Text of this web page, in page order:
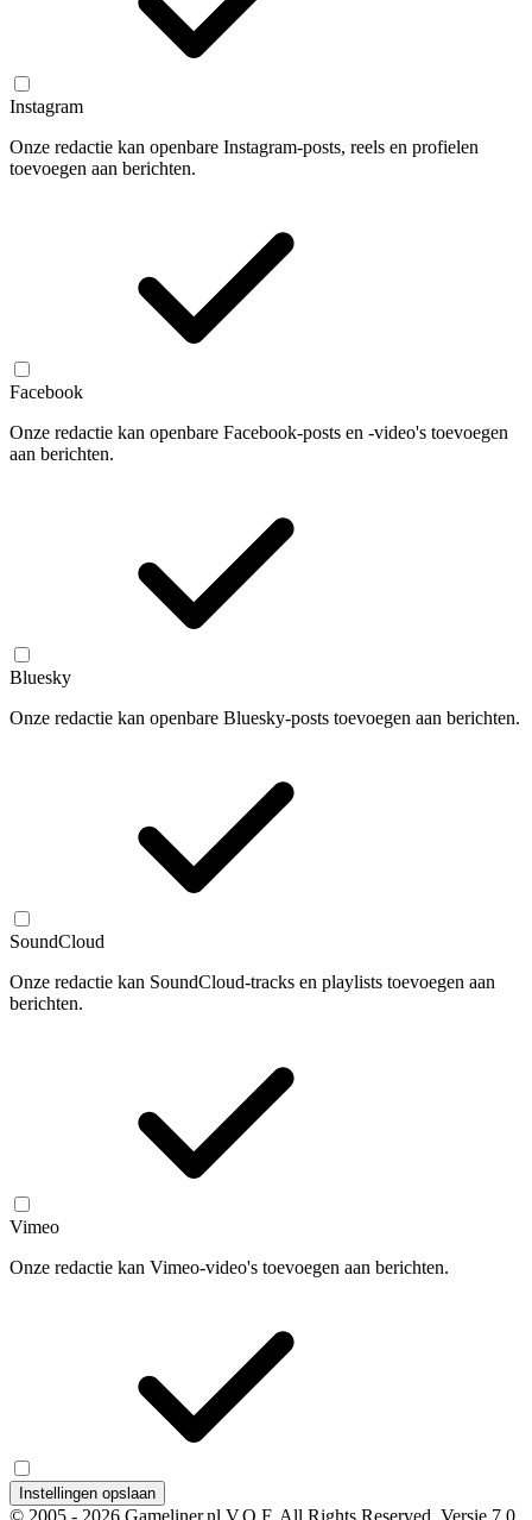
Instagram
Onze redactie kan openbare Instagram-posts, reels en profielen
toevoegen aan berichten.
Facebook
Onze redactie kan openbare Facebook-posts en -video's toevoegen
aan berichten.
Bluesky
Onze redactie kan openbare Bluesky-posts toevoegen aan berichten.
SoundCloud
Onze redactie kan SoundCloud-tracks en playlists toevoegen aan
berichten.
Vimeo
Onze redactie kan Vimeo-video's toevoegen aan berichten.
Instellingen opslaan